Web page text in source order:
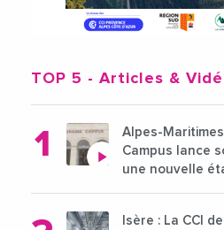
TOP 5 - Articles &
Alpes-
Campus lance
une nouvelle
Isère : La CCI